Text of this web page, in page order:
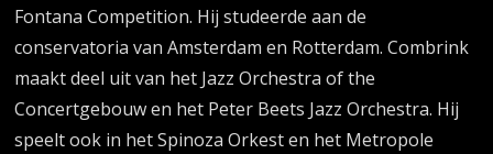
Fontana Competition. Hij studeerde aan de
conservatoria van Amsterdam en Rotterdam. Combrink
maakt deel uit van het Jazz Orchestra of the
Concertgebouw en het Peter Beets Jazz Orchestra. Hij
speelt ook in het Spinoza Orkest en het Metropole